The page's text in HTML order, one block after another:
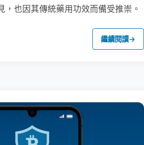
，也因其傳統藥用功效而備受推崇。
繼續閱讀→